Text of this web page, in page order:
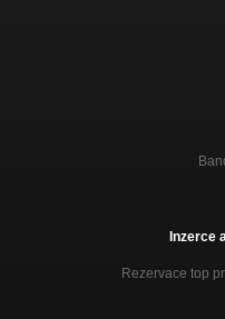
Inzerce
Rezervace top